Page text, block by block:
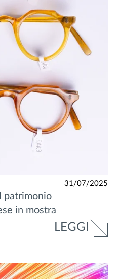
31/07/2025
patrimonio
in mostra
LEGGI